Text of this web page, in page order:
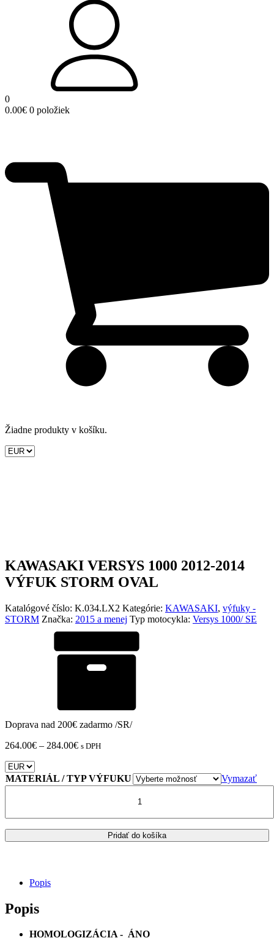
0
0.00€ 0 položiek
Žiadne produkty v košíku.
KAWASAKI VERSYS 1000 2012-2014
VÝFUK STORM OVAL
Katalógové číslo: K.034.LX2 Kategórie: KAWASAKI, výfuky -
STORM Značka: 2015 a menej Typ motocykla: Versys 1000/ SE
Doprava nad 200€ zadarmo /SR/
264.00€ – 284.00€Price
through
284.00€
s DPH
MATERIÁL / TYP VÝFUKU
Vymazať
2012-
2014
OVAL
Pridať do košíka
Popis
Popis
HOMOLOGIZÁCIA - ÁNO